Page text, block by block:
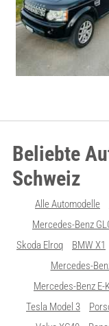
Beliebte
Schweiz
Alle Automodelle
Mercedes-Benz
Skoda Elroq
BMW X1
Mercedes-
Mercedes-Benz E-
Tesla Model 3